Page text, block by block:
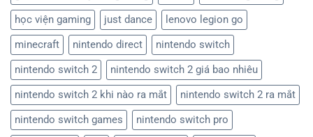
học viện gaming
just dance
lenovo legion go
minecraft
nintendo direct
nintendo switch
nintendo switch 2
nintendo switch 2 giá bao nhiêu
nintendo switch 2 khi nào ra mắt
nintendo switch 2 ra mắt
nintendo switch games
nintendo switch pro